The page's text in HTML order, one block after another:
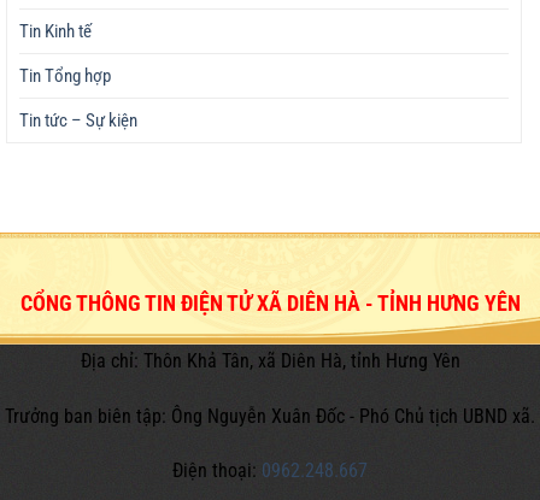
Tin Kinh tế
Tin Tổng hợp
Tin tức – Sự kiện
CỔNG THÔNG TIN ĐIỆN TỬ XÃ DIÊN HÀ - TỈNH HƯNG YÊN
Địa chỉ: Thôn Khả Tân, xã Diên Hà, tỉnh Hưng Yên
Trưởng ban biên tập: Ông Nguyễn Xuân Đốc - Phó Chủ tịch UBND xã.
Điện thoại: 0962.248.667